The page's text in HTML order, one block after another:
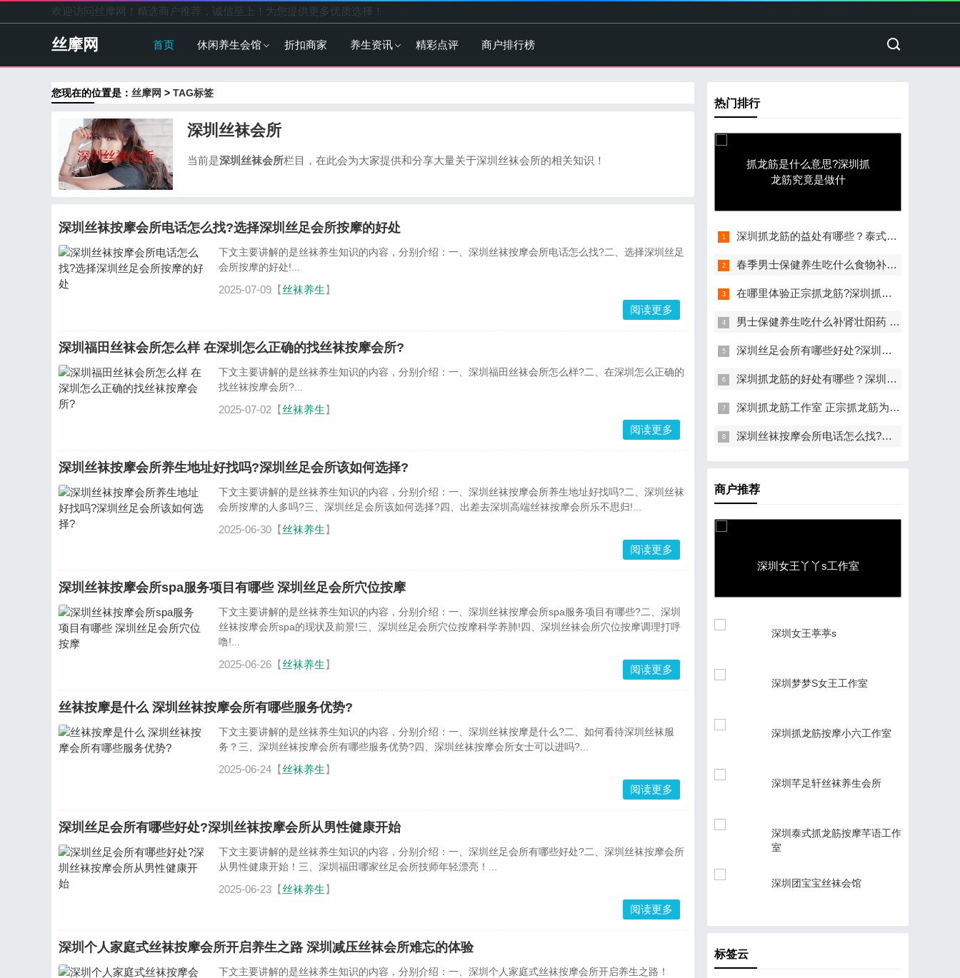
欢迎访问丝摩网！精选商户推荐，诚信至上！为您提供更多优质选择！
丝摩网 首页 休闲养生会馆 折扣商家 养生资讯 精彩点评 商户排行榜
您现在的位置是： 丝摩网 > TAG标签
深圳丝袜会所
深圳丝袜会所
当前是深圳丝袜会所栏目，在此会为大家提供和分享大量关于深圳丝袜会所的相关知识！
深圳丝袜按摩会所电话怎么找?选择深圳丝足会所按摩的好处
下文主要讲解的是丝袜养生知识的内容，分别介绍：一、深圳丝袜按摩会所电话怎么找?二、选择深圳丝足
会所按摩的好处!...
2025-07-09【丝袜养生】
阅读更多
深圳福田丝袜会所怎么样 在深圳怎么正确的找丝袜按摩会所?
下文主要讲解的是丝袜养生知识的内容，分别介绍：一、深圳福田丝袜会所怎么样?二、在深圳怎么正确的
找丝袜按摩会所?...
2025-07-02【丝袜养生】
阅读更多
深圳丝袜按摩会所养生地址好找吗?深圳丝足会所该如何选择?
下文主要讲解的是丝袜养生知识的内容，分别介绍：一、深圳丝袜按摩会所养生地址好找吗?二、深圳丝袜
会所按摩的人多吗?三、深圳丝足会所该如何选择?四、出差去深圳高端丝袜按摩会所乐不思归!...
2025-06-30【丝袜养生】
阅读更多
深圳丝袜按摩会所spa服务项目有哪些 深圳丝足会所穴位按摩
下文主要讲解的是丝袜养生知识的内容，分别介绍：一、深圳丝袜按摩会所spa服务项目有哪些?二、深圳
丝袜按摩会所spa的现状及前景!三、深圳丝足会所穴位按摩科学养肺!四、深圳丝袜会所穴位按摩调理打呼
噜!...
2025-06-26【丝袜养生】 阅读更多
丝袜按摩是什么 深圳丝袜按摩会所有哪些服务优势?
下文主要讲解的是丝袜养生知识的内容，分别介绍：一、深圳丝袜按摩是什么?二、如何看待深圳丝袜服
务？三、深圳丝袜按摩会所有哪些服务优势?四、深圳丝袜按摩会所女士可以进吗?...
2025-06-24【丝袜养生】
阅读更多
深圳丝足会所有哪些好处?深圳丝袜按摩会所从男性健康开始
下文主要讲解的是丝袜养生知识的内容，分别介绍：一、深圳丝足会所有哪些好处?二、深圳丝袜按摩会所
从男性健康开始！三、深圳福田哪家丝足会所技师年轻漂亮！...
2025-06-23【丝袜养生】
阅读更多
深圳个人家庭式丝袜按摩会所开启养生之路 深圳减压丝袜会所难忘的体验
下文主要讲解的是丝袜养生知识的内容，分别介绍：一、深圳个人家庭式丝袜按摩会所开启养生之路！
热门排行
抓龙筋是什么意思?深圳抓
龙筋究竟是做什
深圳抓龙筋的益处有哪些？泰式古法抓龙
春季男士保健养生吃什么食物补肾壮阳胜
在哪里体验正宗抓龙筋?深圳抓龙筋工作室
男士保健养生吃什么补肾壮阳药 春季壮阳
深圳丝足会所有哪些好处?深圳丝袜按摩会
深圳抓龙筋的好处有哪些？深圳泰式抓龙
深圳抓龙筋工作室 正宗抓龙筋为什么都是
深圳丝袜按摩会所电话怎么找?选择深圳丝
商户推荐
深圳女王丫丫s工作室
深圳女王葶葶s
深圳梦梦S女王工作室
深圳抓龙筋按摩小六工作室
深圳芊足轩丝袜养生会所
深圳泰式抓龙筋按摩芊语工作
室
深圳团宝宝丝袜会馆
标签云